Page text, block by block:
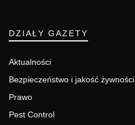
DZIAŁY GAZETY
Aktualności
Bezpieczeństwo i jakość żywności
Prawo
Pest Control